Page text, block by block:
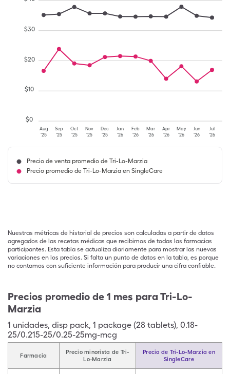
Aug
'25
Sep
'25
Oct
'25
Nov
'25
Dec
'25
Jan
'26
Feb
'26
Mar
'26
Apr
'26
May
'26
Jun
'26
Jul
'26
$0
$10
$20
$30
Precio de venta promedio de Tri-Lo-Marzia
Precio promedio de Tri-Lo-Marzia en SingleCare
Nuestras métricas de historial de precios son calculadas a partir de datos
agregados de las recetas médicas que recibimos de todas las farmacias
participantes. Esta tabla se actualiza diariamente para mostrar las nuevas
variaciones en los precios. Si falta un punto de datos en la tabla, es porque
no contamos con suficiente información para producir una cifra confiable.
Precios promedio de 1 mes para Tri-Lo-
Marzia
1 unidades, disp pack, 1 package (28 tablets), 0.18-
25/0.215-25/0.25-25mg-mcg
Farmacia
Precio minorista de Tri-
Lo-Marzia
Precio de Tri-Lo-Marzia en
SingleCare